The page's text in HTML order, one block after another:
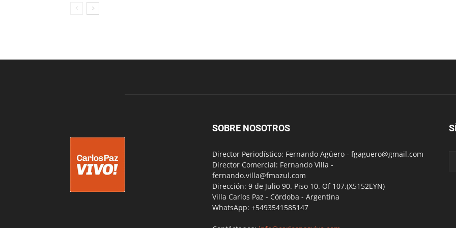
SOBRE NOSOTROS
Director Periodístico: Fernando Agüero - fgaguero@gmail.com
Director Comercial: Fernando Villa -
fernando.villa@fmazul.com
Dirección: 9 de Julio 90. Piso 10. Of 107.(X5152EYN)
Villa Carlos Paz - Córdoba - Argentina
WhatsApp: +5493541585147